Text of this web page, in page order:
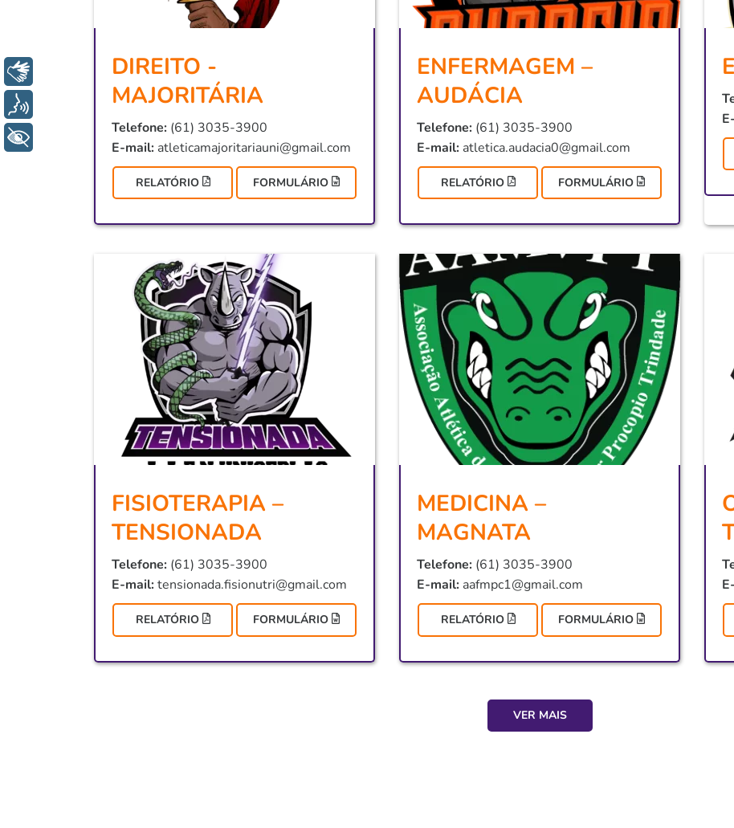
DIREITO -
MAJORITÁRIA
Telefone: (61) 3035-3900
E-mail: atleticamajoritariauni@gmail.com
RELATÓRIO FORMULÁRIO
ENFERMAGEM –
AUDÁCIA
Telefone: (61) 3035-3900
E-mail: atletica.audacia0@gmail.com
RELATÓRIO FORMULÁRIO
FISIOTERAPIA –
TENSIONADA
Telefone: (61) 3035-3900
E-mail:tensionada.fisionutri@gmail.com
RELATÓRIO FORMULÁRIO
MEDICINA –
MAGNATA
Telefone: (61) 3035-3900
E-mail: aafmpc1@gmail.com
RELATÓRIO FORMULÁRIO
VER MAIS
+ Acessibilidade